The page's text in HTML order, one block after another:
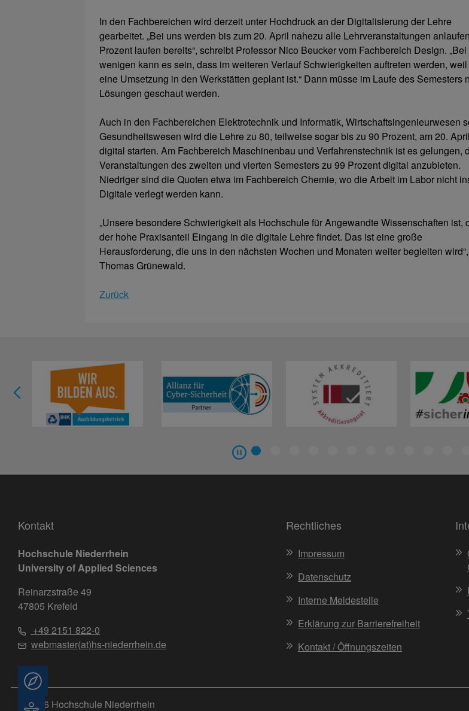
In den Fachbereichen wird derzeit unter Hochdruck an der Digitalisierung der Lehre
gearbeitet. „Bei uns werden bis zum 20. April nahezu alle Lehrveranstaltungen
Prozent laufen bereits“, schreibt Professor Nico Beucker vom Fachbereich Design.
wenigen kann es sein, dass im weiteren Verlauf Schwierigkeiten auftreten werden,
eine Umsetzung in den Werkstätten geplant ist.“ Dann müsse im Laufe des Semesters
Lösungen geschaut werden.
Auch in den Fachbereichen Elektrotechnik und Informatik, Wirtschaftsingenieurwesen
Gesundheitswesen wird die Lehre zu 80, teilweise sogar bis zu 90 Prozent, am 20. April
digital starten. Am Fachbereich Maschinenbau und Verfahrenstechnik ist es gelungen,
Veranstaltungen des zweiten und vierten Semesters zu 99 Prozent digital anzubieten.
Niedriger sind die Quoten etwa im Fachbereich Chemie, wo die Arbeit im Labor nicht
Digitale verlegt werden kann.
„Unsere besondere Schwierigkeit als Hochschule für Angewandte Wissenschaften ist,
der hohe Praxisanteil Eingang in die digitale Lehre findet. Das ist eine große
Herausforderung, die uns in den nächsten Wochen und Monaten weiter begleiten
Thomas Grünewald.
Zurück
Kontakt
Hochschule Niederrhein
University of Applied Sciences
Reinarzstraße 49
47805 Krefeld
+49 2151 822-0
webmaster(at)hs-niederrhein.de
Rechtliches
Impressum
Datenschutz
Interne Meldestelle
Erklärung zur Barrierefreiheit
Kontakt / Öffnungszeiten
© 2026 Hochschule Niederrhein